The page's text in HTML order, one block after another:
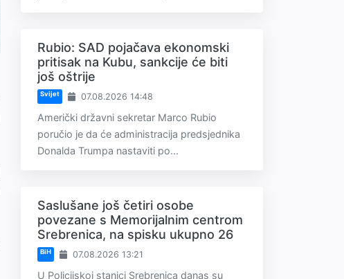
Rubio: SAD pojačava ekonomski
pritisak na Kubu, sankcije će biti
još oštrije
Svijet 07.08.2026 14:48
Američki državni sekretar Marco Rubio
poručio je da će administracija predsjednika
Donalda Trumpa nastaviti po...
Saslušane još četiri osobe
povezane s Memorijalnim centrom
Srebrenica, na spisku ukupno 26
BiH 07.08.2026 13:21
U Policijskoj stanici Srebrenica danas su